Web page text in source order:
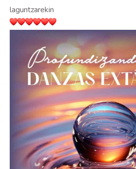
laguntzarekin